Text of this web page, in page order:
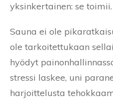
yksinkertainen: se toimii.
Sauna ei ole
ole tarkoitettukaan
hyödyt
stressi laskee, uni
harjoittelusta